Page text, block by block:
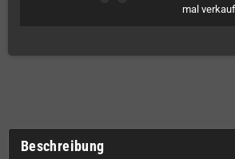
mal
Beschreibung